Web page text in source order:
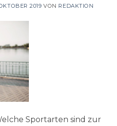
2019 VON REDAKTION
Sportarten sind zur